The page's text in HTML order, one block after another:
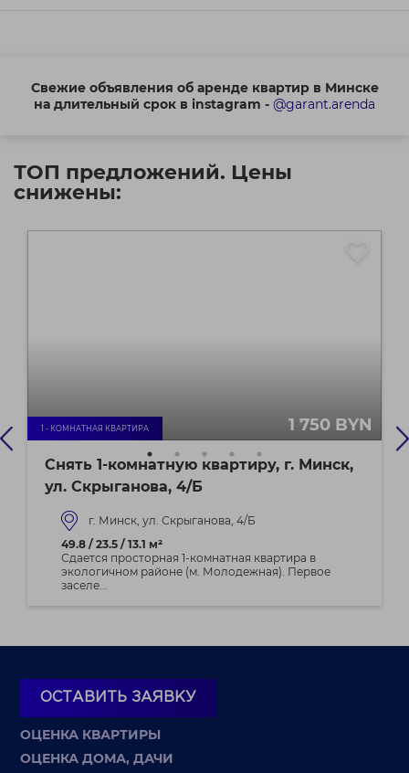
Свежие объявления об аренде квартир в Минске
на длительный срок в instagram - @garant.arenda
ТОП предложений. Цены
снижены:
1 - КОМНАТНАЯ КВАРТИРА 1 750 BYN
Снять 1-комнатную квартиру, г. Минск,
ул. Скрыганова, 4/Б
г. Минск, ул. Скрыганова, 4/Б
49.8 / 23.5 / 13.1 м²
Сдается просторная 1-комнатная квартира в
экологичном районе (м. Молодежная). Первое
заселе...
ОСТАВИТЬ ЗАЯВКУ
ОЦЕНКА КВАРТИРЫ
ОЦЕНКА ДОМА, ДАЧИ